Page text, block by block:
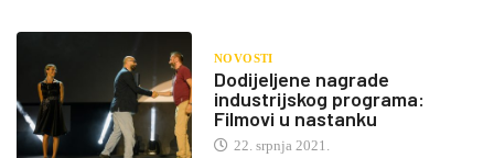
NOVOSTI
Dodijeljene nagrade
industrijskog programa:
Filmovi u nastanku
22. srpnja 2021.